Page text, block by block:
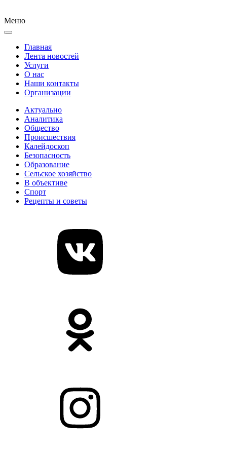
Меню
Главная
Лента новостей
Услуги
О нас
Наши контакты
Организации
Актуально
Аналитика
Общество
Происшествия
Калейдоскоп
Безопасность
Образование
Сельское хозяйство
В объективе
Спорт
Рецепты и советы